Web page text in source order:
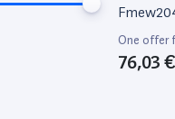
Vitesse
533 X 76
One offer
76,03 €